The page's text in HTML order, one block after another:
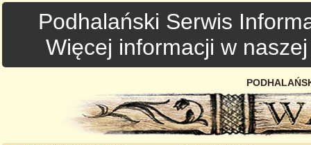
Podhalański Serwis
Więcej informacji w